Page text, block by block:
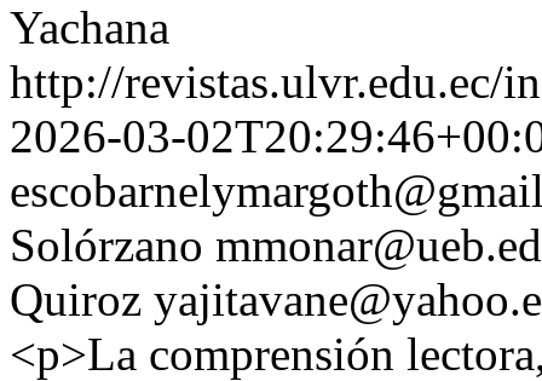
Yachana
http://revistas.ulvr.edu.ec/
2026-03-
Solórzano
Quiroz
<p>La comprensión